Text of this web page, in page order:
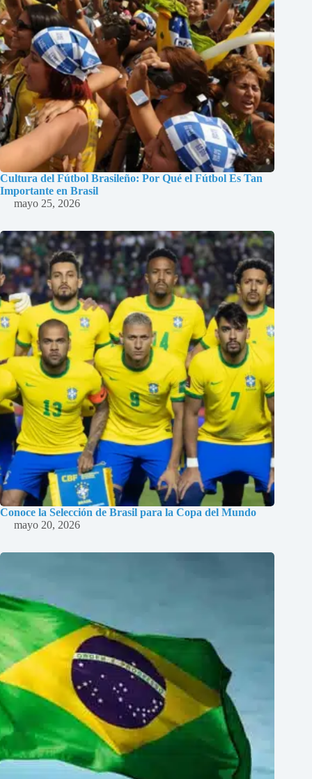
Cultura del Fútbol Brasileño: Por Qué el Fútbol Es Tan
Importante en Brasil
mayo 25, 2026
Conoce la Selección de Brasil para la Copa del Mundo
mayo 20, 2026